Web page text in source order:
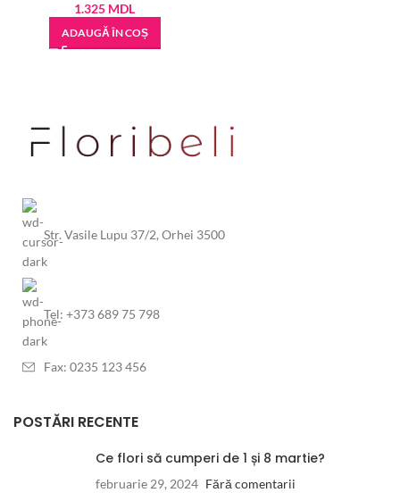
1.325 MDL
ADAUGĂ ÎN COȘ
Str. Vasile Lupu 37/2, Orhei 3500
Tel: +373 689 75 798
Fax: 0235 123 456
POSTĂRI RECENTE
Ce flori să cumperi de 1 și 8 martie?
februarie 29, 2024 Fără comentarii